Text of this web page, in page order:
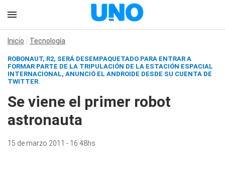
Inicio Tecnología
ROBONAUT, R2, SERÁ DESEMPAQUETADO PARA ENTRAR A
FORMAR PARTE DE LA TRIPULACIÓN DE LA ESTACIÓN ESPACIAL
INTERNACIONAL, ANUNCIÓ EL ANDROIDE DESDE SU CUENTA DE
TWITTER.
Se viene el primer robot
astronauta
15 de marzo 2011 - 16:48hs